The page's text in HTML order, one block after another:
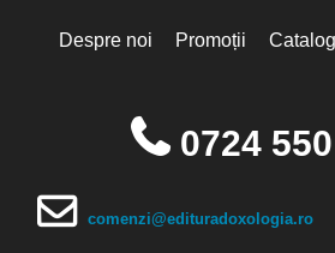
Despre noi Promoții Catalog
0724
comenzi@edituradoxologia.ro